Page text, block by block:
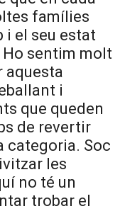
famílies
i el seu estat
sentim molt
aquesta
i
que queden
de revertir
categoria. Soc
les
no té un
trobar el